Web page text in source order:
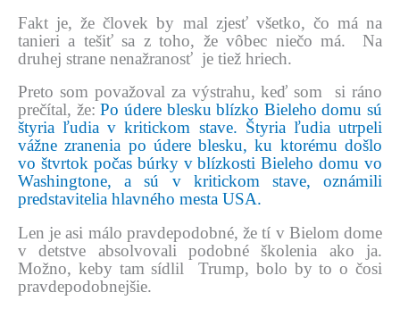
Fakt je, že človek by mal zjesť všetko, čo má na
tanieri a tešiť sa z toho, že vôbec niečo má. Na
druhej strane nenažranosť je tiež hriech.
Preto som považoval za výstrahu, keď som si ráno
prečítal, že:Po údere blesku blízko Bieleho domu sú
štyria ľudia v kritickom stave. Štyria ľudia utrpeli
vážne zranenia po údere blesku, ku ktorému došlo
vo štvrtok počas búrky v blízkosti Bieleho domu vo
Washingtone, a sú v kritickom stave, oznámili
predstavitelia hlavného mesta USA.
Len je asi málo pravdepodobné, že tí v Bielom dome
v detstve absolvovali podobné školenia ako ja.
Možno, keby tam sídlil Trump, bolo by to o čosi
pravdepodobnejšie.